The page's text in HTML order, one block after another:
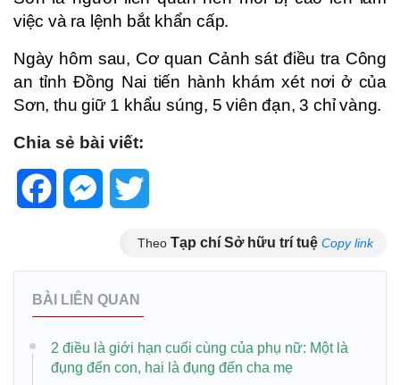
việc và ra lệnh bắt khẩn cấp.
Ngày hôm sau, Cơ quan Cảnh sát điều tra Công
an tỉnh Đồng Nai tiến hành khám xét nơi ở của
Sơn, thu giữ 1 khẩu súng, 5 viên đạn, 3 chỉ vàng.
Chia sẻ bài viết:
FacebookMessenger
Theo Tạp chí Sở hữu trí tuệ Copy link
BÀI LIÊN QUAN
2 điều là giới hạn cuối cùng của phụ nữ: Một là
đụng đến con, hai là đụng đến cha mẹ